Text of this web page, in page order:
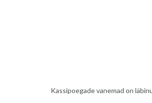
Kassipoegade vanemad on